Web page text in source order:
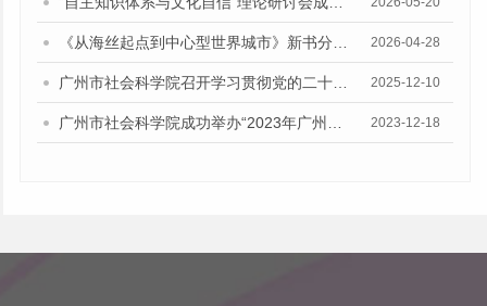
2026-04-28
2025-12-10
2023-12-18